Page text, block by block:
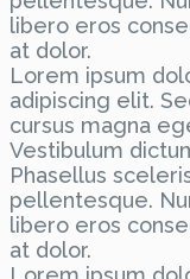
libero eros
at dolor.
Lorem ipsum
adipiscing elit.
cursus magna
Vestibulum
Phasellus
pellentesque.
libero eros
at dolor.